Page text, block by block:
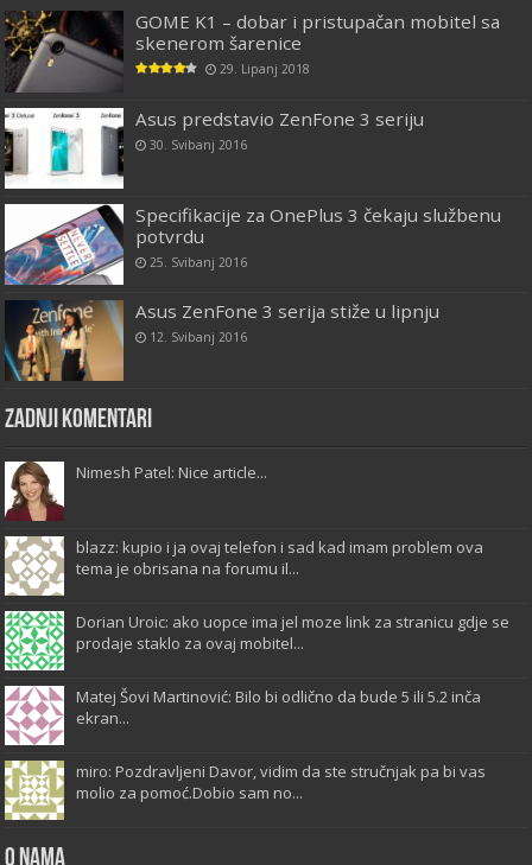
GOME K1 – dobar i pristupačan mobitel sa
skenerom šarenice
29. Lipanj 2018
Asus predstavio ZenFone 3 seriju
30. Svibanj 2016
Specifikacije za OnePlus 3 čekaju službenu
potvrdu
25. Svibanj 2016
Asus ZenFone 3 serija stiže u lipnju
12. Svibanj 2016
Zadnji komentari
Nimesh Patel: Nice article...
blazz: kupio i ja ovaj telefon i sad kad imam problem ova
tema je obrisana na forumu il...
Dorian Uroic: ako uopce ima jel moze link za stranicu gdje se
prodaje staklo za ovaj mobitel...
Matej Šovi Martinović: Bilo bi odlično da bude 5 ili 5.2 inča
ekran...
miro: Pozdravljeni Davor, vidim da ste stručnjak pa bi vas
molio za pomoć.Dobio sam no...